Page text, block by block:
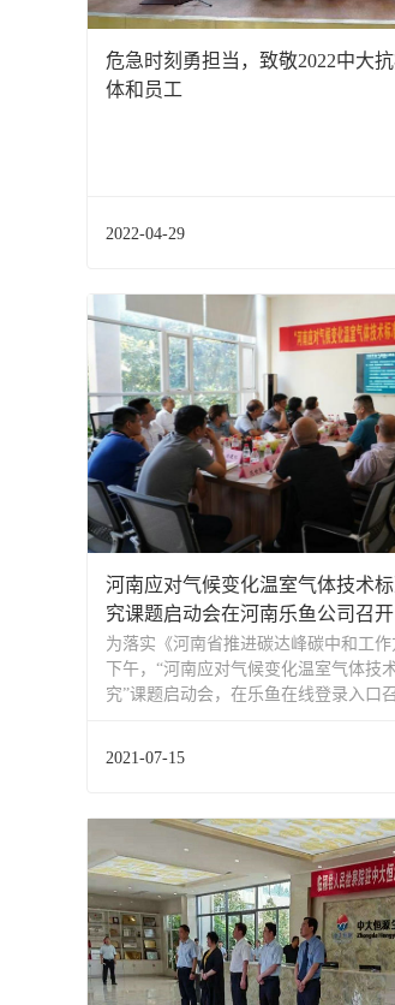
危急时刻勇担当，致敬2022中大
体和员工
2022-04-29
河南应对气候变化温室气体技术
究课题启动会在河南乐鱼公司召开
为落实《河南省推进碳达峰碳中和工作
下午，“河南应对气候变化温室气体技
究”课题启动会，在乐鱼在线登录入口
2021-07-15